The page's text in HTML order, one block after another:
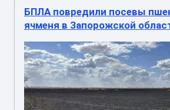
БПЛА повредили посевы
ячменя в Запорожской